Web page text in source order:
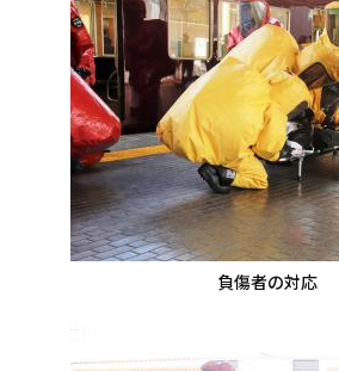
負傷者の対応